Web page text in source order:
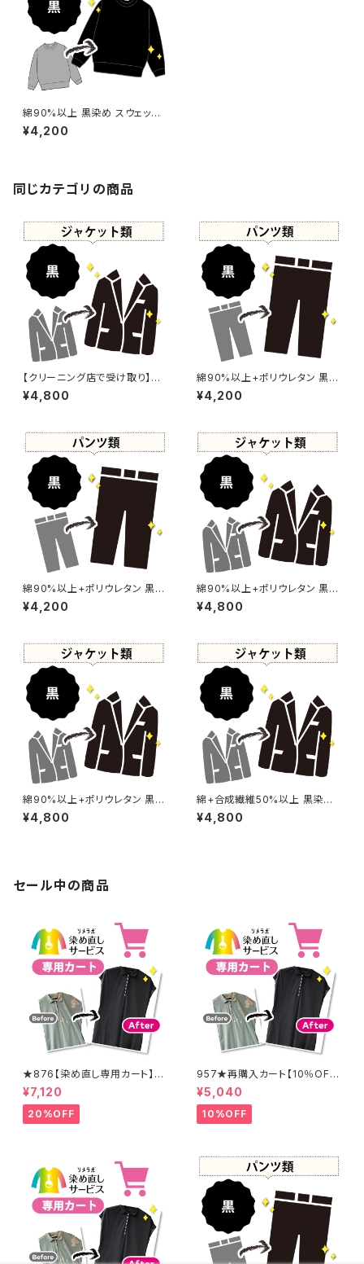
綿90%以上 黒染め スウェット・
トレーナー 【元色：ブラウン系 -
強い色あせ】 -染め直し[漆黒 -
¥4,200
同じカテゴリの商品
【クリーニング店で受け取り】綿
50%以上+ポリウレタン+ナイロ
ン 黒染め ジャケット 【元色：ベ
¥4,800
綿90%以上+ポリウレタン 黒染
め パンツ 【元色：ブラウン系 -
色あせあり】 -染め直し[漆黒 -
¥4,200
綿90%以上+ポリウレタン 黒染
め パンツ 【元色：ブラウン系】 -
染め直し[漆黒 - Black]504-0
¥4,200
綿90%以上+ポリウレタン 黒染
め ジャケット 【元色：ブラウン
系】 -染め直し[漆黒 - Black]5
¥4,800
綿90%以上+ポリウレタン 黒染
め ジャケット 【元色：ベージュ -
色あせあり】 -染め直し[漆黒 -
¥4,800
綿+合成繊維50%以上 黒染め
ジャケット 【元色：紺(Navy) -
強い色あせ】 -染め直し[漆黒 -
¥4,800
セール中の商品
★876【染め直し専用カート】8
900円
¥7,120
20%OFF
957★再購入カート【10％OF
F】
¥5,040
10%OFF